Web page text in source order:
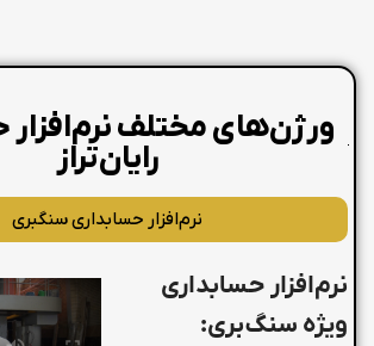
ورژن‌های مختلف نرم‌افزار
رایان‌تراز
نرم‌افزار حسابداری سنگبری
نرم‌افزار حسابداری
ویژه سنگ‌بری: